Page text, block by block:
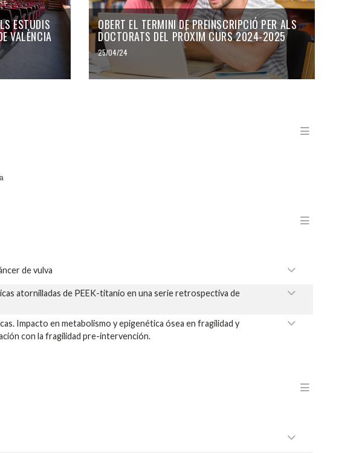
ESTUDIS
VALÈNCIA
OBERT EL TERMINI DE PREINSCRIPCIÓ PER ALS
DOCTORATS DEL PRÒXIM CURS 2024-2025
25/04/24
Menu
Menu
de vulva
atornilladas de PEEK-titanio en una serie retrospectiva de
Impacto en metabolismo y epigenética ósea en fragilidad y
con la fragilidad pre-intervención.
Menu